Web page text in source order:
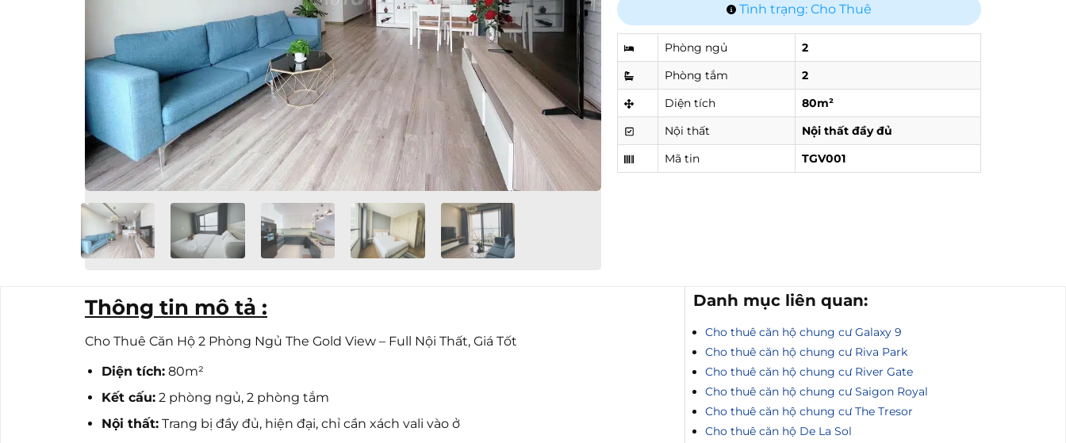
Tình trạng: Cho Thuê
Phòng ngủ
2
Phòng tắm
2
Diện tích
80m²
Nội thất
Nội thất đầy đủ
Mã tin
TGV001
Thông tin mô tả :
Cho Thuê Căn Hộ 2 Phòng Ngủ The Gold View – Full Nội Thất, Giá Tốt
Diện tích:80m²
Kết cấu:2 phòng ngủ, 2 phòng tắm
Nội thất:Trang bị đầy đủ, hiện đại, chỉ cần xách vali vào ở
Danh mục liên quan:
Cho thuê căn hộ chung cư Galaxy 9
Cho thuê căn hộ chung cư Riva Park
Cho thuê căn hộ chung cư River Gate
Cho thuê căn hộ chung cư Saigon Royal
Cho thuê căn hộ chung cư The Tresor
Cho thuê căn hộ De La Sol